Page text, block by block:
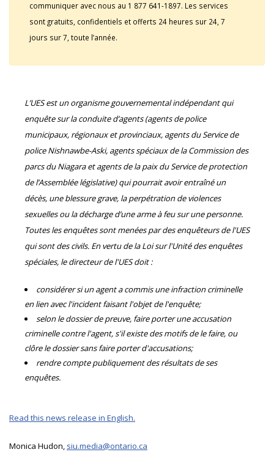
communiquer avec nous au 1 877 641-1897. Les services
sont gratuits, confidentiels et offerts 24 heures sur 24, 7
jours sur 7, toute l’année.
L’UES est un organisme gouvernemental indépendant qui
enquête sur la conduite d’agents (agents de police
municipaux, régionaux et provinciaux, agents du Service de
police Nishnawbe-Aski, agents spéciaux de la Commission des
parcs du Niagara et agents de la paix du Service de protection
de l’Assemblée législative) qui pourrait avoir entraîné un
décès, une blessure grave, la perpétration de violences
sexuelles ou la décharge d’une arme à feu sur une personne.
Toutes les enquêtes sont menées par des enquêteurs de l'UES
qui sont des civils. En vertu de la Loi sur l'Unité des enquêtes
spéciales, le directeur de l'UES doit :
considérer si un agent a commis une infraction criminelle
en lien avec l'incident faisant l'objet de l'enquête;
selon le dossier de preuve, faire porter une accusation
criminelle contre l'agent, s'il existe des motifs de le faire, ou
clôre le dossier sans faire porter d'accusations;
rendre compte publiquement des résultats de ses
enquêtes.
Read this news release in English.
Monica Hudon, siu.media@ontario.ca